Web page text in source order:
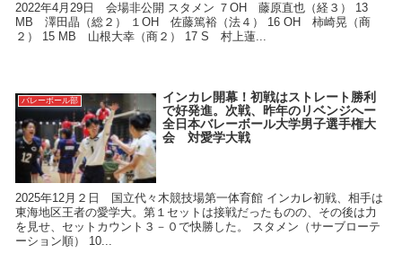
2022年4月29日 会場非公開 スタメン ７OH 藤原直也（経３） 13
MB 澤田晶（総２） １OH 佐藤篤裕（法４） 16 OH 柿崎晃（商
２） 15 MB 山根大幸（商２） 17 S 村上蓮...
バレーボール部
インカレ開幕！初戦はストレート勝利
で好発進。次戦、昨年のリベンジへー
全日本バレーボール大学男子選手権大
会 対愛学大戦
2025年12月２日 国立代々木競技場第一体育館 インカレ初戦、相手は
東海地区王者の愛学大。第１セットは接戦だったものの、その後は力
を見せ、セットカウント３－０で快勝した。 スタメン（サーブローテ
ーション順） 10...